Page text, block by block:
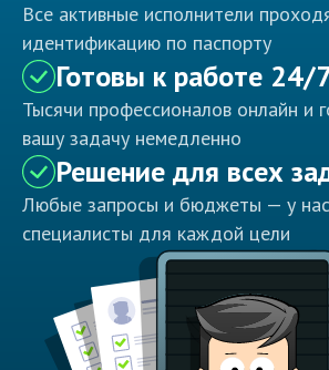
Все активные исполнители
идентификацию по паспорту
Готовы к работе 24/
Тысячи профессионалов онлайн и
вашу задачу немедленно
Решение для всех
Любые запросы и бюджеты — у
специалисты для каждой цели